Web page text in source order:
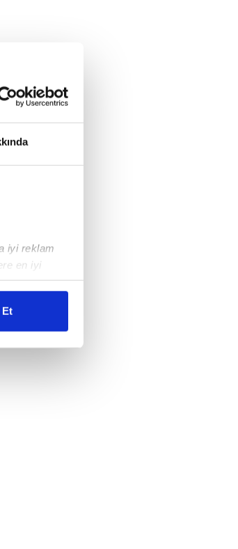
iyi reklam
en iyi
Bu
Ayarlar
ilgili
Et